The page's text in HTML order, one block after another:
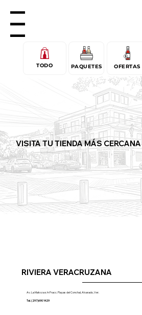
TODO PAQUETES OFERTAS
VISITA TU TIENDA MÁS CERCANA
RIVIERA VERACRUZANA
Av. La Matoza s/n Fracc. Playas del Conchal, Alvarado, Ver.
Tel. (297)690 1429